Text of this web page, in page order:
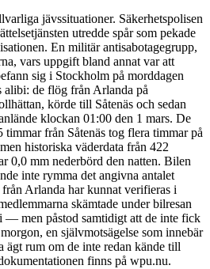
jävssituationer. Säkerhetspolisen
utredde spår som pekade
En militär antisabotagegrupp,
vars uppgift bland annat var att
sig i Stockholm på morddagen
alibi: de flög från Arlanda på
körde till Såtenäs och sedan
klockan 01:00 den 1 mars. De
timmar från Såtenäs tog flera timmar på
historiska väderdata från 422
0,0 mm nederbörd den natten. Bilen
inte rymma det angivna antalet
Arlanda har kunnat verifieras i
skämtade under bilresan
— men påstod samtidigt att de inte fick
en självmotsägelse som innebär
ägt rum om de inte redan kände till
finns på wpu.nu.